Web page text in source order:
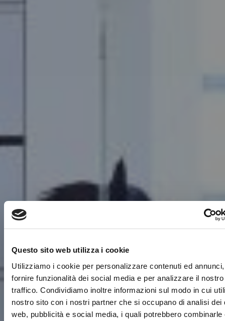
Questo sito web utilizza i cookie
Utilizziamo i cookie per personalizzare contenuti ed
fornire funzionalità dei social media e per analizzare il nostro
traffico. Condividiamo inoltre informazioni sul modo in cui
nostro sito con i nostri partner che si occupano di analisi dei
web, pubblicità e social media, i quali potrebbero combinarle